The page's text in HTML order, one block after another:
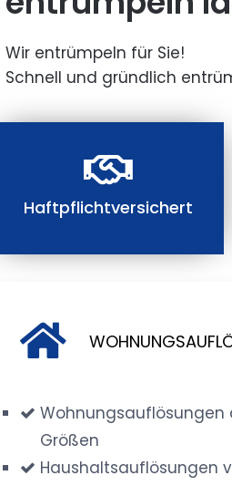
Wir entrümpeln für Sie!
Schnell und gründlich
Haftpflichtversichert
Wohnungsauflösungen
Größen
Haushaltsauflösungen